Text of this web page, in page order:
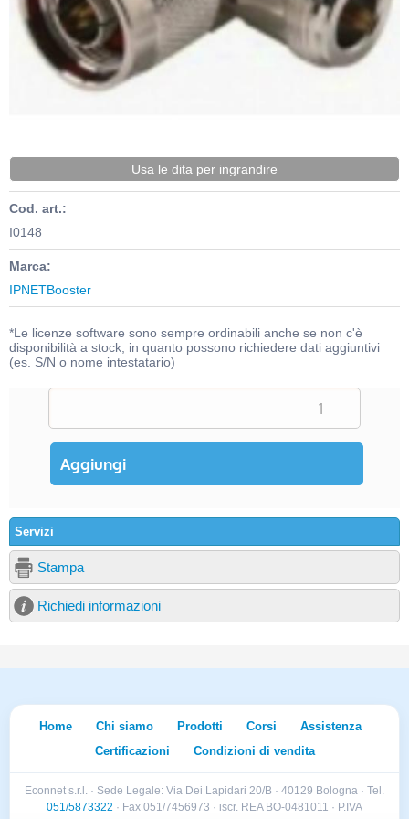
Usa le dita per ingrandire
Cod. art.:
I0148
Marca:
IPNETBooster
*Le licenze software sono sempre ordinabili anche se non c'è
disponibilità a stock, in quanto possono richiedere dati aggiuntivi
(es. S/N o nome intestatario)
Servizi
Stampa
Richiedi informazioni
Home Chi siamo Prodotti Corsi
Assistenza
Certificazioni
Condizioni di vendita
Econnet s.r.l. · Sede Legale: Via Dei Lapidari 20/B · 40129 Bologna · Tel.
051/5873322 · Fax 051/7456973 · iscr. REA BO-0481011 · P.IVA